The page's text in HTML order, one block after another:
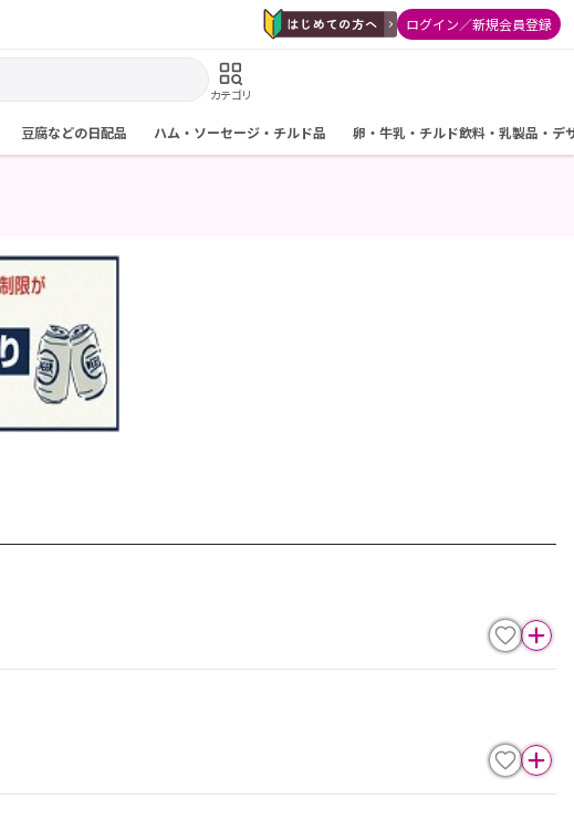
ログイン／新規会員登録
カテゴリ
豆腐などの日配品 ハム・ソーセージ・チルド品 卵・牛乳・チルド飲料・乳製品・デ